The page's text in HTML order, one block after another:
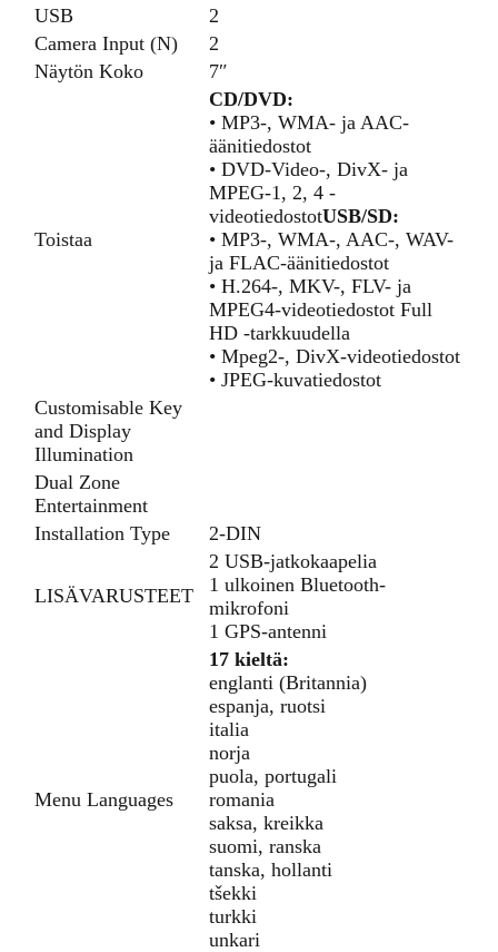
USB
2
Camera Input (N)
2
Näytön Koko
7″
Toistaa
CD/DVD:
• MP3-, WMA- ja AAC-
äänitiedostot
• DVD-Video-, DivX- ja
MPEG-1, 2, 4 -
videotiedostotUSB/SD:
• MP3-, WMA-, AAC-, WAV-
ja FLAC-äänitiedostot
• H.264-, MKV-, FLV- ja
MPEG4-videotiedostot Full
HD -tarkkuudella
• Mpeg2-, DivX-videotiedostot
• JPEG-kuvatiedostot
Customisable Key
and Display
Illumination
Dual Zone
Entertainment
Installation Type
2-DIN
LISÄVARUSTEET
2 USB-jatkokaapelia
1 ulkoinen Bluetooth-
mikrofoni
1 GPS-antenni
Menu Languages
17 kieltä:
englanti (Britannia)
espanja, ruotsi
italia
norja
puola, portugali
romania
saksa, kreikka
suomi, ranska
tanska, hollanti
tšekki
turkki
unkari